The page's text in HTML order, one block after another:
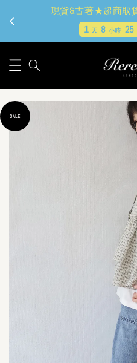
現貨&古著★超商取
1 天 8 小時 25
SALE